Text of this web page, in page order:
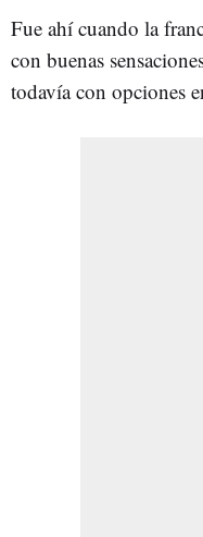
Fue ahí cuando la
con buenas
todavía con opciones